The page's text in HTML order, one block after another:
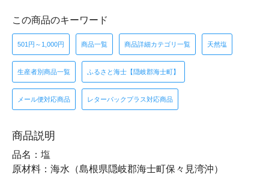
この商品のキーワード
501円～1,000円 商品一覧 商品詳細カテゴリ一覧 天然塩
生産者別商品一覧 ふるさと海士【隠岐郡海士町】
メール便対応商品 レターパックプラス対応商品
商品説明
品名：塩
原材料：海水（島根県隠岐郡海士町保々見湾沖）